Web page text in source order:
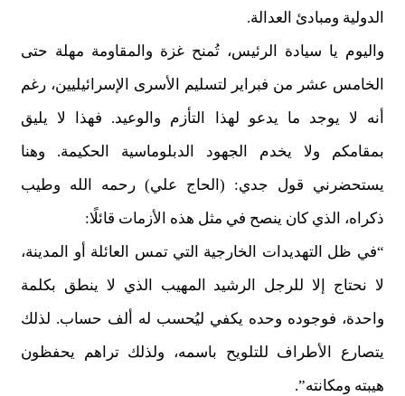
الدولية ومبادئ العدالة.
واليوم يا سيادة الرئيس، تُمنح غزة والمقاومة مهلة حتى
الخامس عشر من فبراير لتسليم الأسرى الإسرائيليين، رغم
أنه لا يوجد ما يدعو لهذا التأزم والوعيد. فهذا لا يليق
بمقامكم ولا يخدم الجهود الدبلوماسية الحكيمة. وهنا
يستحضرني قول جدي: (الحاج علي) رحمه الله وطيب
ذكراه، الذي كان ينصح في مثل هذه الأزمات قائلًا:
“في ظل التهديدات الخارجية التي تمس العائلة أو المدينة،
لا نحتاج إلا للرجل الرشيد المهيب الذي لا ينطق بكلمة
واحدة، فوجوده وحده يكفي ليُحسب له ألف حساب. لذلك
يتصارع الأطراف للتلويح باسمه، ولذلك تراهم يحفظون
هيبته ومكانته”.